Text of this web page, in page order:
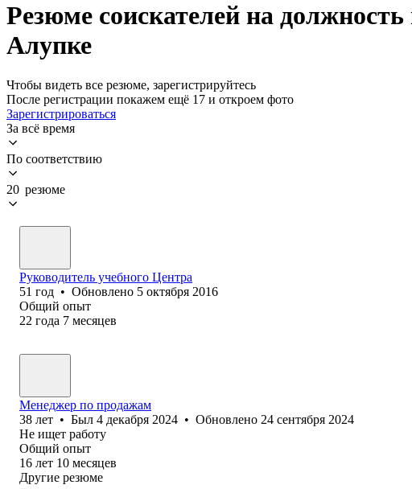
Резюме соискателей на
Алупке
Чтобы видеть все резюме, зарегистрируйтесь
После регистрации покажем ещё 17 и откроем фото
Зарегистрироваться
За всё время
По соответствию
20 резюме
Руководитель учебного Центра
51 год • Обновлено 5 октября 2016
Общий опыт
22 года 7 месяцев
Менеджер по продажам
38 лет • Был 4 декабря 2024 • Обновлено 24 сентября 2024
Не ищет работу
Общий опыт
16 лет 10 месяцев
Другие резюме